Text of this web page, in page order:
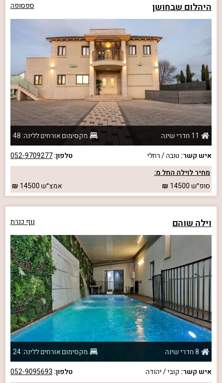
היהלום שבחושן ספסופה
11 חדרי שינה
מקסימום אורחים ללינה: 48
איש קשר: טובה / רחלי טלפון:052-9709277
מחיר לוילה החל מ:
סופ״ש14500 אמצ״ש14500
וילה שוהם נוף כנרת
8 חדרי שינה
מקסימום אורחים ללינה: 24
איש קשר: קובי / יהודה טלפון: 052-9095693